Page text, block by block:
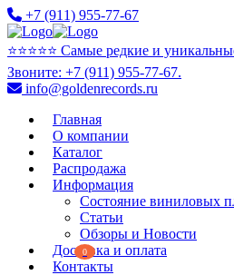
+7 (911) 955-77-67
⭐️⭐️⭐️⭐️⭐️ Самые редкие и
Звоните: +7 (911) 955-77-67.
info@goldenrecords.ru
Главная
О компании
Каталог
Распродажа
Информация
Состояние виниловых
Статьи
Обзоры и Новости
Доставка и оплата
Контакты
0